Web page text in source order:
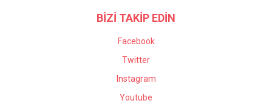
BİZİ TAKİP EDİN
Facebook
Twitter
Instagram
Youtube